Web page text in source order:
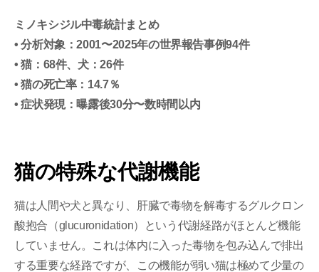
ミノキシジル中毒統計まとめ
• 分析対象：2001〜2025年の世界報告事例94件
• 猫：68件、犬：26件
• 猫の死亡率：14.7％
• 症状発現：曝露後30分〜数時間以内
猫の特殊な代謝機能
猫は人間や犬と異なり、肝臓で毒物を解毒するグルクロン
酸抱合（glucuronidation）という代謝経路がほとんど機能
していません。これは体内に入った毒物を包み込んで排出
する重要な経路ですが、この機能が弱い猫は極めて少量の